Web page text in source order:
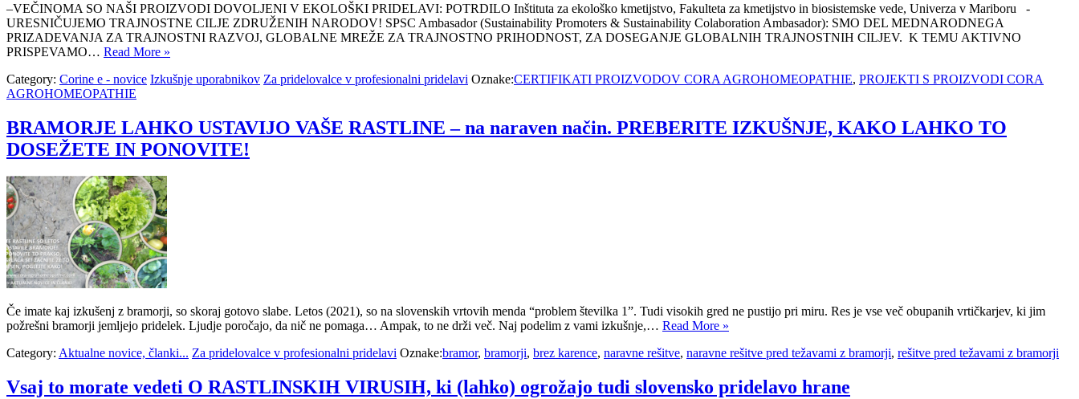
–VEČINOMA SO NAŠI PROIZVODI DOVOLJENI V EKOLOŠKI PRIDELAVI: POTRDILO Inštituta za ekološko kmetijstvo, Fakulteta za kmetijstvo in biosistemske vede, Univerza v Mariboru -
URESNIČUJEMO TRAJNOSTNE CILJE ZDRUŽENIH NARODOV! SPSC Ambasador (Sustainability Promoters & Sustainability Colaboration Ambasador): SMO DEL MEDNARODNEGA
PRIZADEVANJA ZA TRAJNOSTNI RAZVOJ, GLOBALNE MREŽE ZA TRAJNOSTNO PRIHODNOST, ZA DOSEGANJE GLOBALNIH TRAJNOSTNIH CILJEV. K TEMU AKTIVNO
PRISPEVAMO… Read More »
Category: Corine e - novice Izkušnje uporabnikov Za pridelovalce v profesionalni pridelavi Oznake:CERTIFIKATI PROIZVODOV CORA AGROHOMEOPATHIE, PROJEKTI S PROIZVODI CORA
AGROHOMEOPATHIE
BRAMORJE LAHKO USTAVIJO VAŠE RASTLINE – na naraven način. PREBERITE IZKUŠNJE, KAKO LAHKO TO
DOSEŽETE IN PONOVITE!
Če imate kaj izkušenj z bramorji, so skoraj gotovo slabe. Letos (2021), so na slovenskih vrtovih menda “problem številka 1”. Tudi visokih gred ne pustijo pri miru. Res je vse več obupanih vrtičkarjev, ki jim
požrešni bramorji jemljejo pridelek. Ljudje poročajo, da nič ne pomaga… Ampak, to ne drži več. Naj podelim z vami izkušnje,… Read More »
Category: Aktualne novice, članki... Za pridelovalce v profesionalni pridelavi Oznake:bramor, bramorji, brez karence, naravne rešitve, naravne rešitve pred težavami z bramorji, rešitve pred težavami z bramorji
Vsaj to morate vedeti O RASTLINSKIH VIRUSIH, ki (lahko) ogrožajo tudi slovensko pridelavo hrane